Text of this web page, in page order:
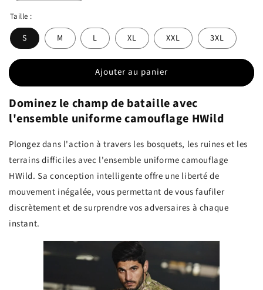
Taille :
S M L XL XXL 3XL
Ajouter au panier
Dominez le champ de bataille avec
l'ensemble uniforme camouflage HWild
Plongez dans l'action à travers les bosquets, les ruines et les
terrains difficiles avec l'ensemble uniforme camouflage
HWild. Sa conception intelligente offre une liberté de
mouvement inégalée, vous permettant de vous faufiler
discrètement et de surprendre vos adversaires à chaque
instant.